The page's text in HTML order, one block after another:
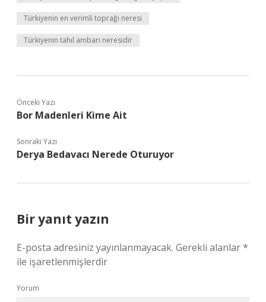
Türkiyenin en verimli toprağı neresi
Türkiyenin tahıl ambarı neresidir
Önceki Yazı
Bor Madenleri Kime Ait
Sonraki Yazı
Derya Bedavacı Nerede Oturuyor
Bir yanıt yazın
E-posta adresiniz yayınlanmayacak. Gerekli alanlar*
ile işaretlenmişlerdir
Yorum